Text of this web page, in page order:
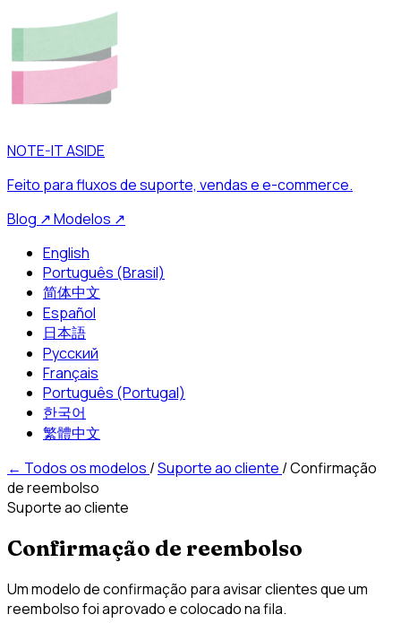
NOTE-IT ASIDE
Feito para fluxos de suporte, vendas e e-commerce.
Blog ↗Modelos ↗
English
Português (Brasil)
简体中文
Español
日本語
Русский
Français
Português (Portugal)
한국어
繁體中文
← Todos os modelos /Suporte ao cliente /Confirmação
de reembolso
Suporte ao cliente
Confirmação de reembolso
Um modelo de confirmação para avisar clientes que um
reembolso foi aprovado e colocado na fila.